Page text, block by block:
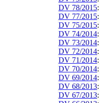
DV 78/2015:
DV 77/2015:
DV 75/2015:
DV 74/2014:
DV 73/2014:
DV 72/2014:
DV 71/2014:
DV 70/2014:
DV 69/2014:
DV 68/2013:
DV 67/2013: